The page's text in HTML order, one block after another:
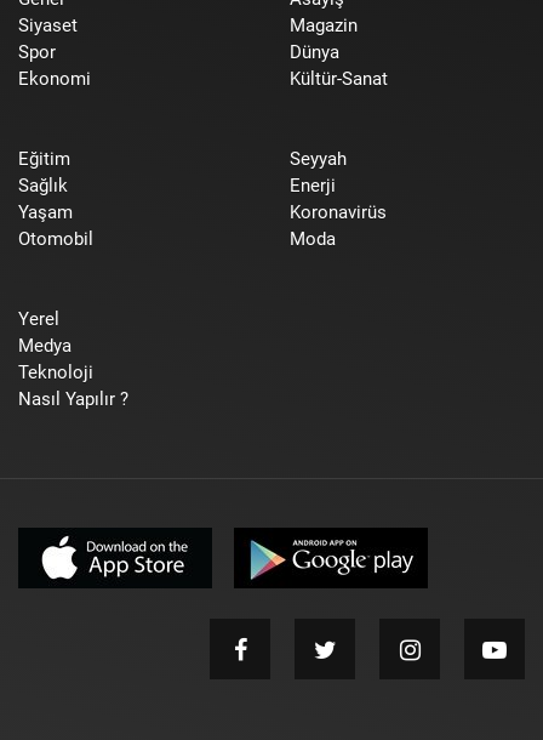
Siyaset
Spor
Ekonomi
Magazin
Dünya
Kültür-Sanat
Eğitim
Sağlık
Yaşam
Otomobil
Seyyah
Enerji
Koronavirüs
Moda
Yerel
Medya
Teknoloji
Nasıl Yapılır ?